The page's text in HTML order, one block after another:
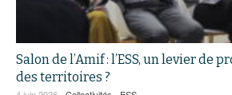
Salon de l’Amif : l’ESS, un levier de
des territoires ?